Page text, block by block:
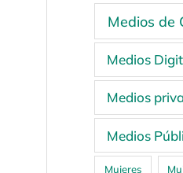
Medios de
Medios
Medios
Medios
Mujeres